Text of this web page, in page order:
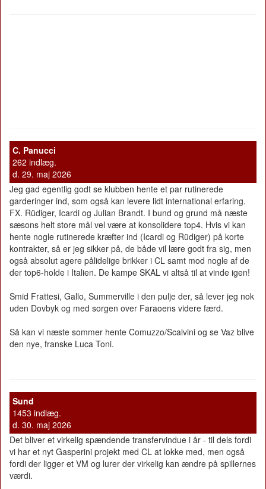
C. Panucci
262 indlæg.
d. 29. maj 2026
Jeg gad egentlig godt se klubben hente et par rutinerede
garderinger ind, som også kan levere lidt international erfaring.
FX. Rüdiger, Icardi og Julian Brandt. I bund og grund må næste
sæsons helt store mål vel være at konsolidere top4. Hvis vi kan
hente nogle rutinerede kræfter ind (Icardi og Rüdiger) på korte
kontrakter, så er jeg sikker på, de både vil lære godt fra sig, men
også absolut agere pålidelige brikker i CL samt mod nogle af de
der top6-holde i Italien. De kampe SKAL vi altså til at vinde igen!
Smid Frattesi, Gallo, Summerville i den pulje der, så lever jeg nok
uden Dovbyk og med sorgen over Faraoens videre færd.
Så kan vi næste sommer hente Comuzzo/Scalvini og se Vaz blive
den nye, franske Luca Toni.
Sund
1453 indlæg.
d. 30. maj 2026
Det bliver et virkelig spændende transfervindue i år - til dels fordi
vi har et nyt Gasperini projekt med CL at lokke med, men også
fordi der ligger et VM og lurer der virkelig kan ændre på spillernes
værdi.